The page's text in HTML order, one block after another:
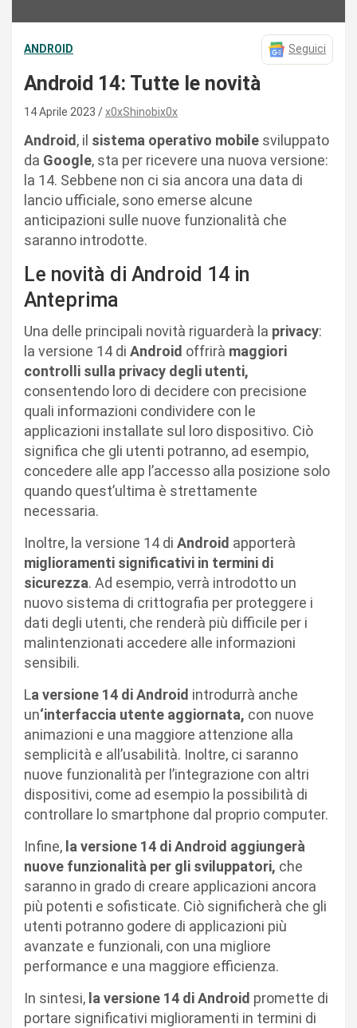
ANDROID Seguici
Android 14: Tutte le novità
14 Aprile 2023 x0xShinobix0x
Android, il sistema operativo mobile sviluppato
da Google, sta per ricevere una nuova versione:
la 14. Sebbene non ci sia ancora una data di
lancio ufficiale, sono emerse alcune
anticipazioni sulle nuove funzionalità che
saranno introdotte.
Le novità di Android 14 in
Anteprima
Una delle principali novità riguarderà la privacy:
la versione 14 di Android offrirà maggiori
controlli sulla privacy degli utenti,
consentendo loro di decidere con precisione
quali informazioni condividere con le
applicazioni installate sul loro dispositivo. Ciò
significa che gli utenti potranno, ad esempio,
concedere alle app l’accesso alla posizione solo
quando quest’ultima è strettamente
necessaria.
Inoltre, la versione 14 di Android apporterà
miglioramenti significativi in termini di
sicurezza. Ad esempio, verrà introdotto un
nuovo sistema di crittografia per proteggere i
dati degli utenti, che renderà più difficile per i
malintenzionati accedere alle informazioni
sensibili.
La versione 14 di Android introdurrà anche
un‘interfaccia utente aggiornata, con nuove
animazioni e una maggiore attenzione alla
semplicità e all’usabilità. Inoltre, ci saranno
nuove funzionalità per l’integrazione con altri
dispositivi, come ad esempio la possibilità di
controllare lo smartphone dal proprio computer.
Infine, la versione 14 di Android aggiungerà
nuove funzionalità per gli sviluppatori, che
saranno in grado di creare applicazioni ancora
più potenti e sofisticate. Ciò significherà che gli
utenti potranno godere di applicazioni più
avanzate e funzionali, con una migliore
performance e una maggiore efficienza.
In sintesi, la versione 14 di Android promette di
portare significativi miglioramenti in termini di